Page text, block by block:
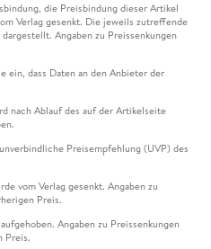
die Preisbindung dieser Artikel
Verlag gesenkt. Die jeweils zutreffende
Angaben zu Preissenkungen
ein, dass Daten an den Anbieter der
nach Ablauf des auf der Artikelseite
Preisempfehlung (UVP) des
vom Verlag gesenkt. Angaben zu
Preis.
Angaben zu Preissenkungen
Preis.